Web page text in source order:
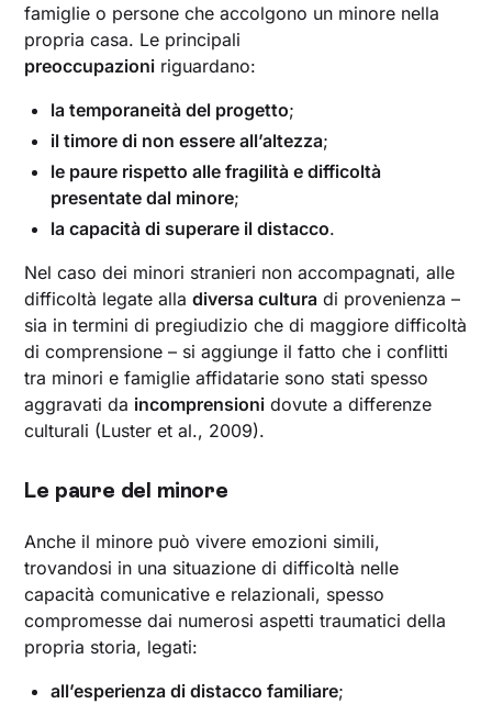
famiglie o persone che accolgono un minore nella
propria casa. Le principali
preoccupazioni riguardano:
la temporaneità del progetto;
il timore di non essere all’altezza;
le paure rispetto alle fragilità e difficoltà
presentate dal minore;
la capacità di superare il distacco.
Nel caso dei minori stranieri non accompagnati, alle
difficoltà legate alladiversa cultura di provenienza –
sia in termini di pregiudizio che di maggiore difficoltà
di comprensione – si aggiunge il fatto che i conflitti
tra minori e famiglie affidatarie sono stati spesso
aggravati da incomprensioni dovute a differenze
culturali (Luster et al., 2009).
Le paure del minore
Anche il minore può vivere emozioni simili,
trovandosi in una situazione di difficoltà nelle
capacità comunicative e relazionali, spesso
compromesse dai numerosi aspetti traumatici della
propria storia, legati:
all’esperienza di distacco familiare;